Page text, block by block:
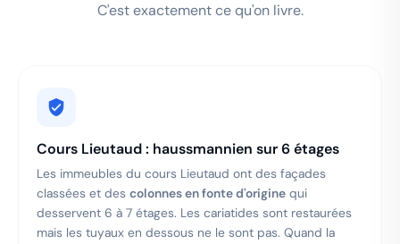
C'est exactement ce qu'on livre.
Cours Lieutaud : haussmannien sur 6 étages
Les immeubles du cours Lieutaud ont des façades
classées et des colonnes en fonte d'origine qui
desservent 6 à 7 étages. Les cariatides sont restaurées
mais les tuyaux en dessous ne le sont pas. Quand la